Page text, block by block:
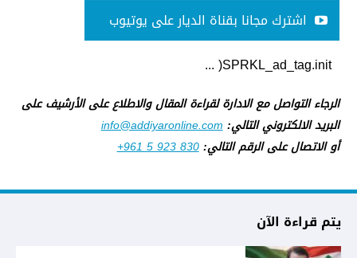
اشترك مجانا بقناة الديار على يوتيوب
SPRKL_ad_tag.init( ...
الرجاء التواصل مع الادارة لقراءة المقال والاطلاع على الأرشيف على
البريد الالكتروني التالي:info@addiyaronline.com
أو الاتصال على الرقم التالي:+961 5 923 830
يتم قراءة الآن